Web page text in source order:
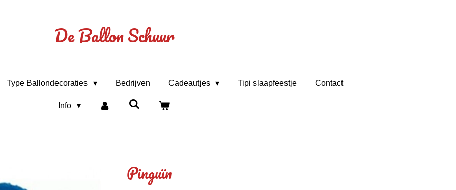
De Ballon Schuur
Type Ballondecoraties Bedrijven Cadeautjes Tipi slaapfeestje Contact
Info
Pinguïn